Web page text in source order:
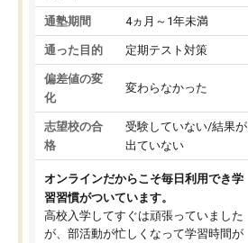
通塾期間 4ヵ月～1年未満
通った目的 定期テスト対策
偏差値の変
化
変わらなかった
志望校の合
格
受験していない/結果が
出ていない
オンラインだからこそ毎日利用でき学
習習慣がついています。
高校入学してすぐは頑張っていました
が、部活動が忙しくなって学習時間が